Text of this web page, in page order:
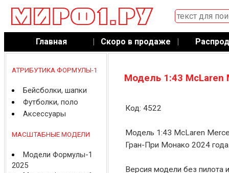
Главная | Скоро в продаже |
АТРИБУТИКА ФОРМУЛЫ-1
Бейсболки, шапки
Футболки, поло
Аксессуары
МАСШТАБНЫЕ МОДЕЛИ
Модели Формулы-1
2025
Модель 1:43 McLaren
Код: 4522
Модель 1:43 McLaren
Гран-При Монако 2024
Версия модели без пилота